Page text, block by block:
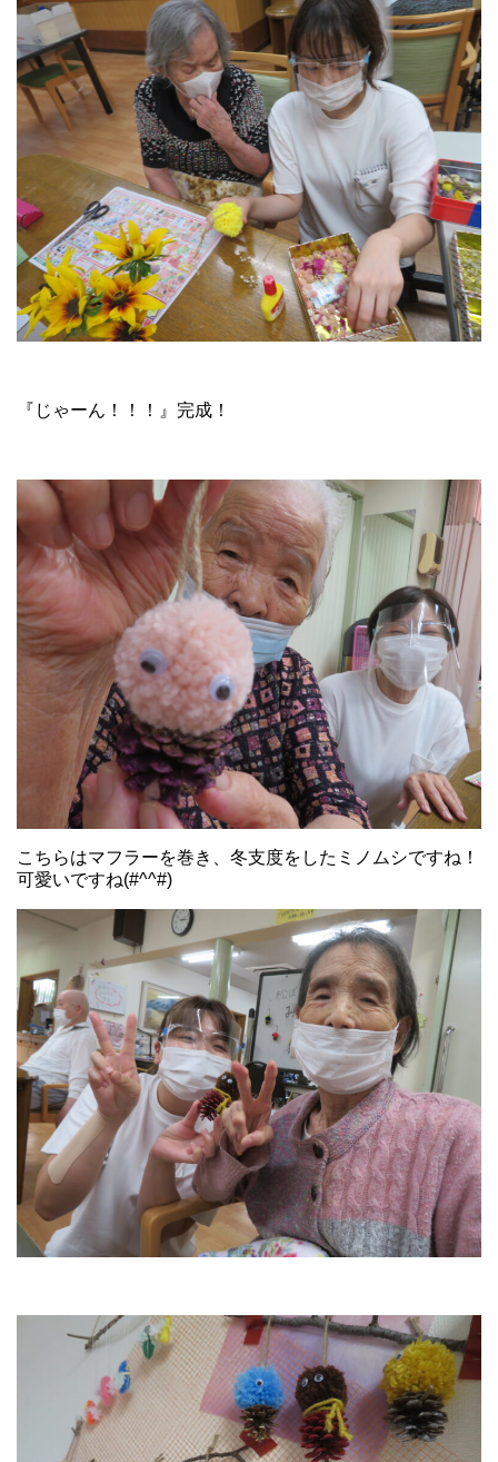
『じゃーん！！！』完成！
こちらはマフラーを巻き、冬支度をしたミノムシですね！
可愛いですね(#^^#)